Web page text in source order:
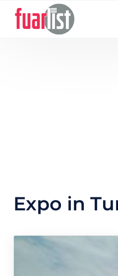
Skip to main content
Expo in